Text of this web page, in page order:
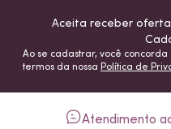
Aceita receber
Ao se cadastrar, você
termos da nossa Política de
Atendimento